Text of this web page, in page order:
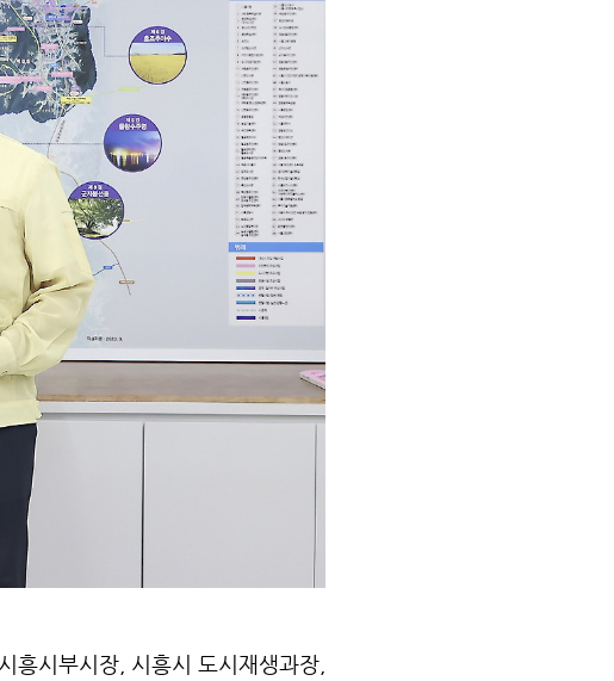
흥시부시장, 시흥시 도시재생과장